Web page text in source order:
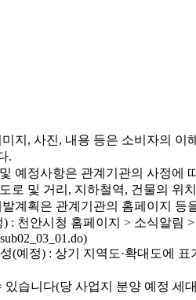
지, 사진, 내용 등은 소비자의
.
예정사항은 관계기관의 사정에
로 및 거리, 지하철역, 건물의 위
계획은 관계기관의 홈페이지
: 천안시청 홈페이지 > 소식알림
(예정) : 상기 지역도·확대도에
습니다(당 사업지 분양 예정 세